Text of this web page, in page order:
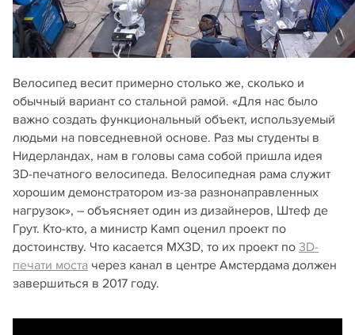
Велосипед весит примерно столько же, сколько и
обычный вариант со стальной рамой. «Для нас было
важно создать функциональный объект, используемый
людьми на повседневной основе. Раз мы студенты в
Нидерландах, нам в головы сама собой пришла идея
3D-печатного велосипеда. Велосипедная рама служит
хорошим демонстратором из-за разнонаправленных
нагрузок», – объясняет один из дизайнеров, Штеф де
Грут. Кто-кто, а министр Камп оценил проект по
достоинству. Что касается MX3D, то их проект по 3D-
печати моста через канал в центре Амстердама должен
завершиться в 2017 году.